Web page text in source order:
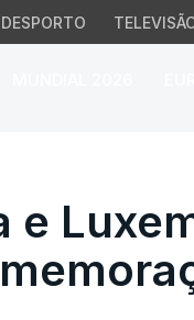
DESPORTO
e